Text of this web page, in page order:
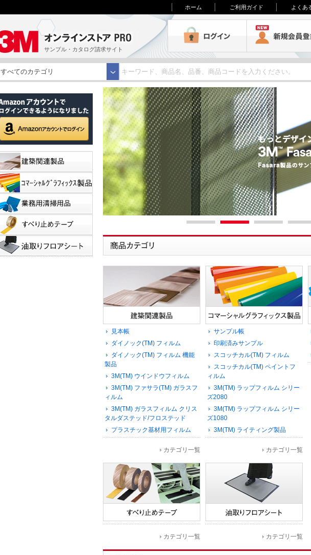
ホーム ご利用ガイド よくあ
サンプル・カタログ請求サイト
すべてのカテゴリ
見本帳
ダイノック(TM) フィルム
ダイノック(TM) フィルム 機能
製品
3M(TM) ウインドウフィルム
3M(TM) ファサラ(TM) ガラスフ
ィルム
3M(TM) ガラスフィルム クリス
タルダステッド/フロステッド
プラスチック基材用フィルム
カテゴリ一覧
サンプル帳
印刷済みサンプル
スコッチカル(TM) フィルム
スコッチカル(TM) ペイントフ
ィルム
3M(TM) ラップフィルム シリー
ズ2080
3M(TM) ラップフィルム シリー
ズ1080
3M(TM) ライティング製品
カテゴリ一覧
カテゴリ一覧 カテゴリ一覧